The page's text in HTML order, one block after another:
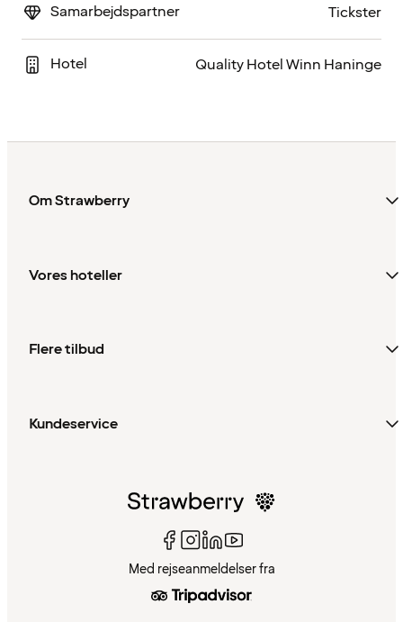
Samarbejdspartner Tickster
Hotel Quality Hotel Winn Haninge
Om Strawberry
Vores hoteller
Flere tilbud
Kundeservice
Med rejseanmeldelser fra